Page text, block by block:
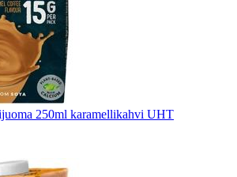
250ml karamellikahvi UHT